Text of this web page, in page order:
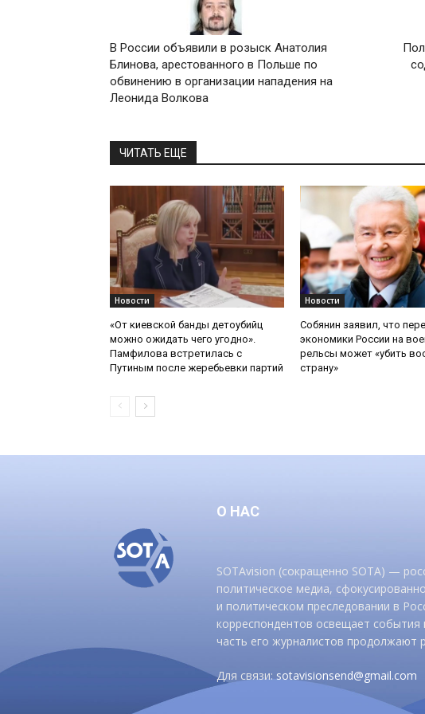
В России объявили в розыск Анатолия
Блинова, арестованного в Польше по
обвинению в организации нападения на
Леонида Волкова
ЧИТАТЬ ЕЩЕ
Новости
«От киевской банды детоубийц
можно ожидать чего угодно».
Памфилова встретилась с
Путиным после жеребьевки партий
Новости
Собянин заявил, что
экономики России на
рельсы может «убить
страну»
О НАС
SOTAvision (сокращенно SOTA) —
политическое медиа,
и политическом преследовании в
корреспондентов освещает
часть его журналистов продолжают
Для связи:sotavisionsend@gmail.com